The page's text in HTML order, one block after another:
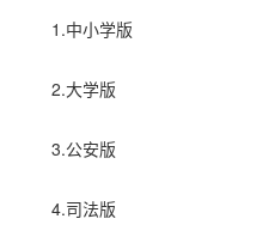
1.中小学版
2.大学版
3.公安版
4.司法版